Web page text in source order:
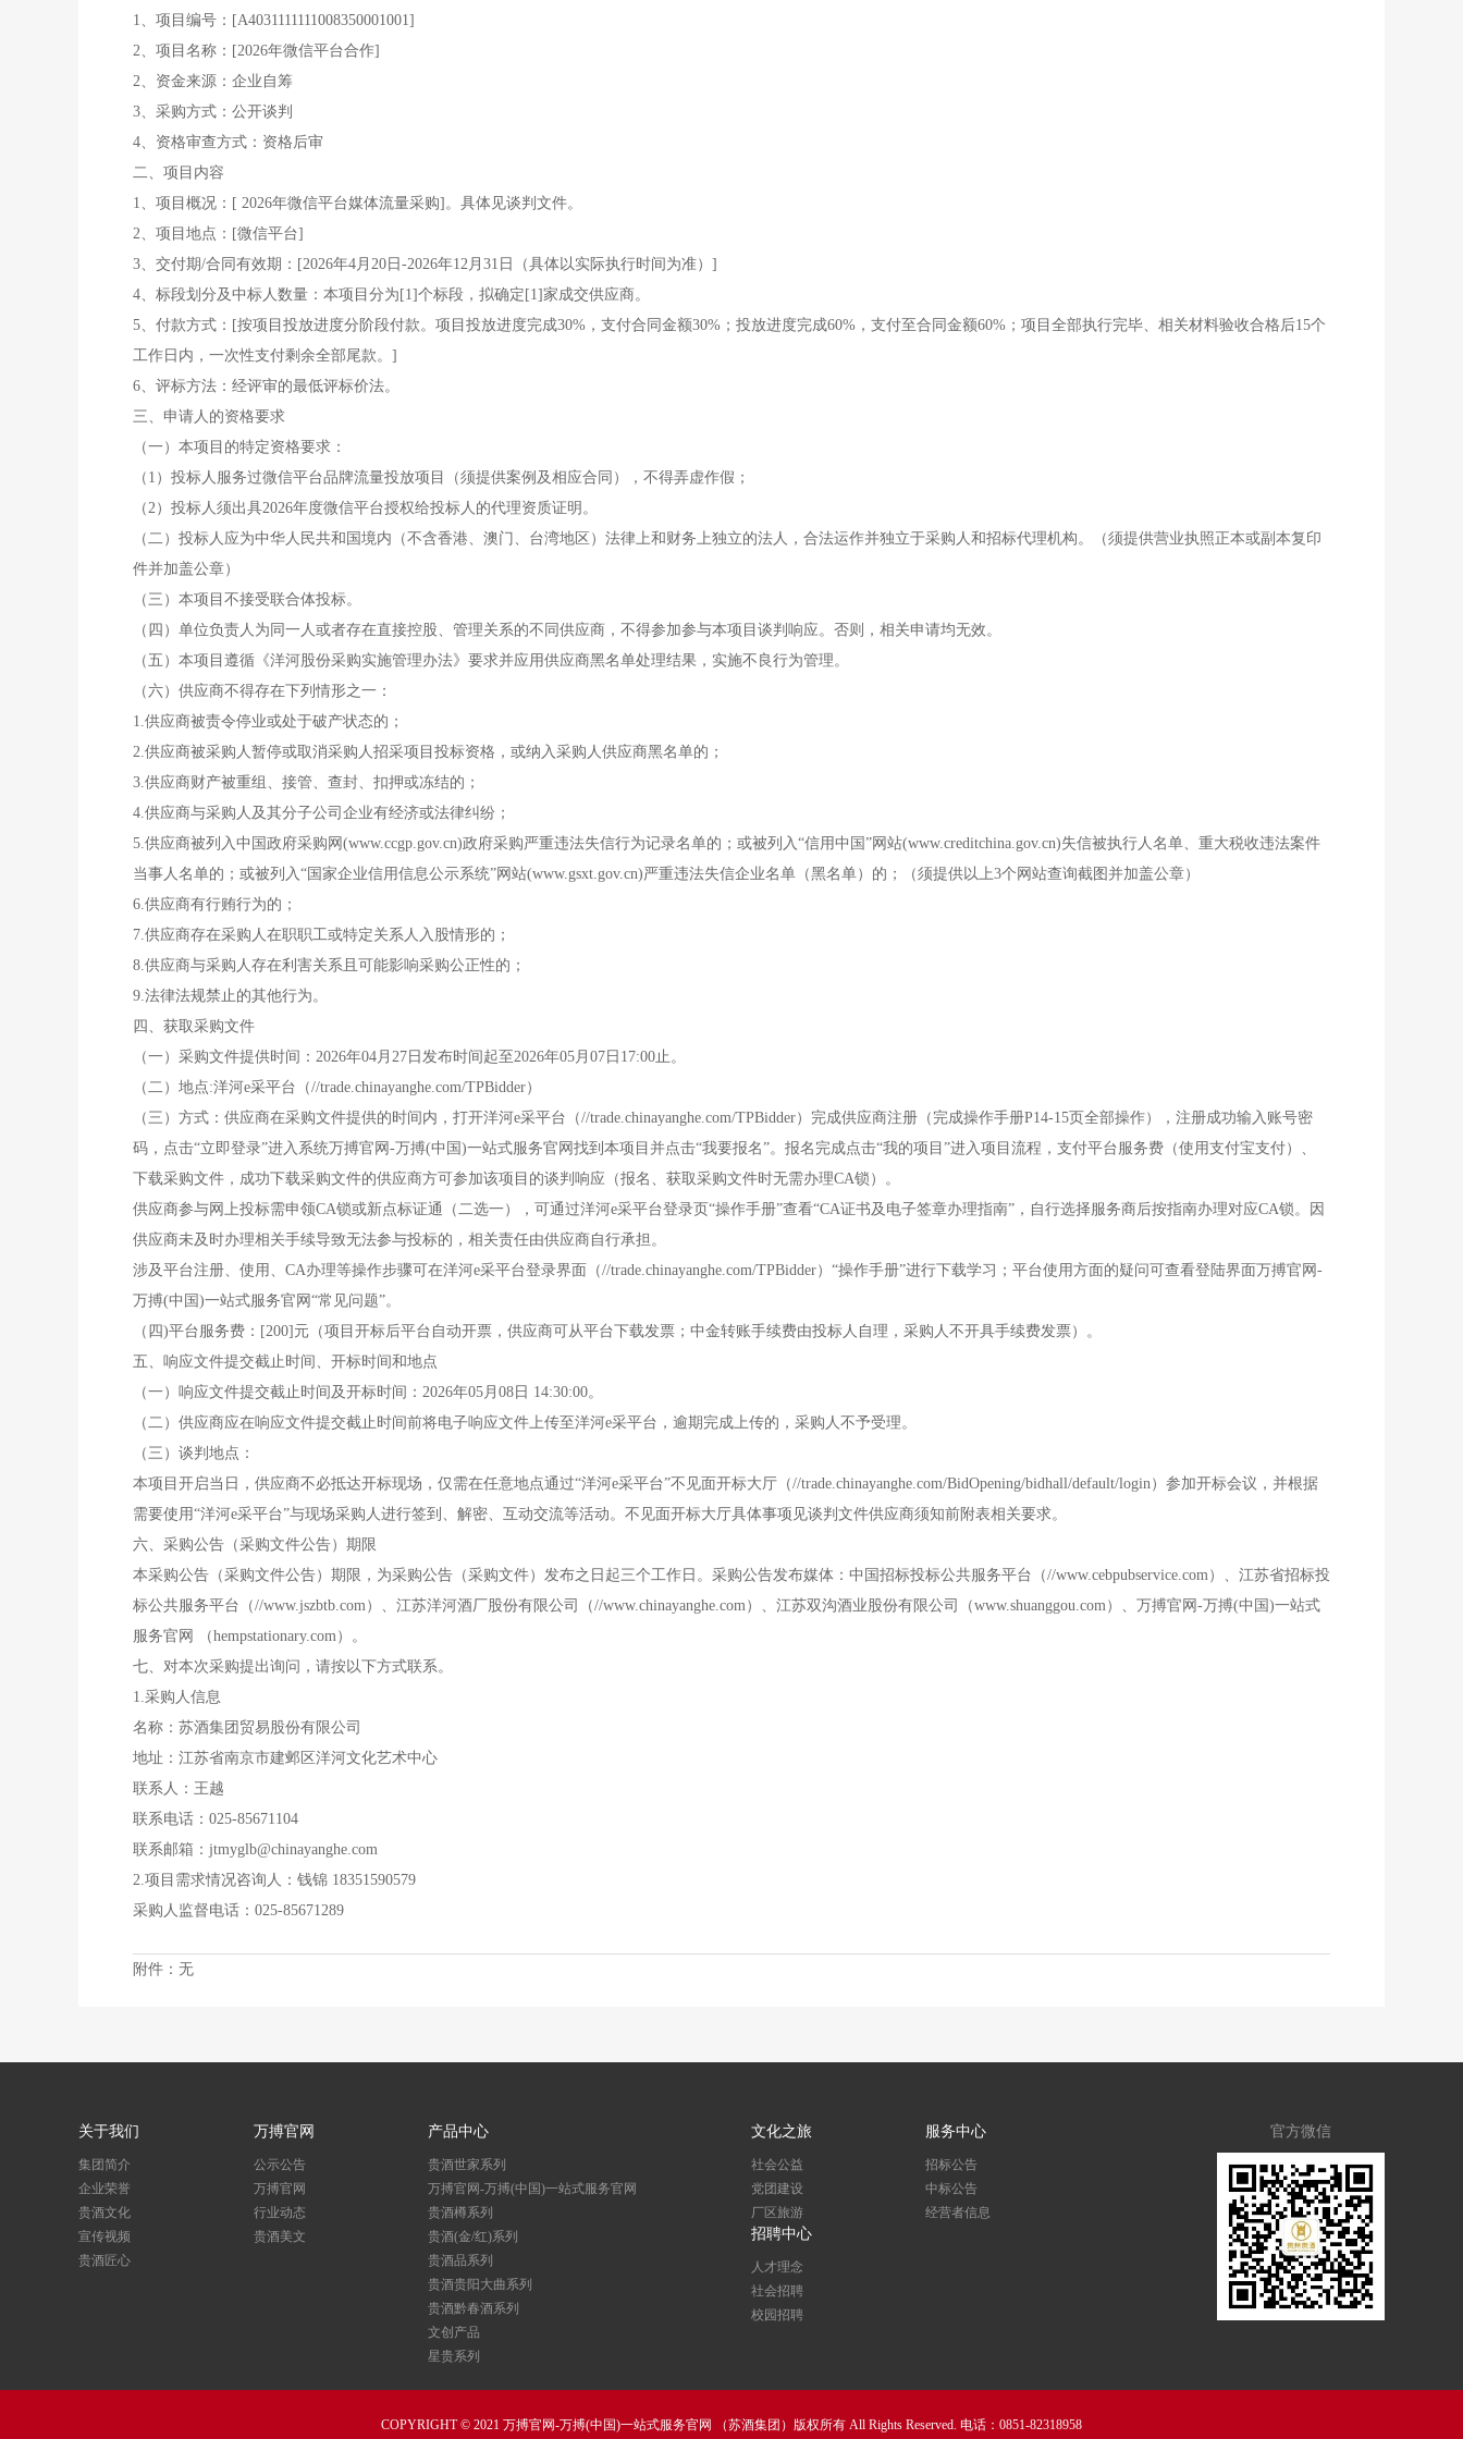
1、项目编号：[A4031111111008350001001]
2、项目名称：[2026年微信平台合作]
2、资金来源：企业自筹
3、采购方式：公开谈判
4、资格审查方式：资格后审
二、项目内容
1、项目概况：[ 2026年微信平台媒体流量采购]。具体见谈判文件。
2、项目地点：[微信平台]
3、交付期/合同有效期：[2026年4月20日-2026年12月31日（具体以实际执行时间为准）]
4、标段划分及中标人数量：本项目分为[1]个标段，拟确定[1]家成交供应商。
5、付款方式：[按项目投放进度分阶段付款。项目投放进度完成30%，支付合同金额30%；投放进度完成60%，支付至合同金额60%；项目全部执行完毕、相关材料验收合格后15个
工作日内，一次性支付剩余全部尾款。]
6、评标方法：经评审的最低评标价法。
三、申请人的资格要求
（一）本项目的特定资格要求：
（1）投标人服务过微信平台品牌流量投放项目（须提供案例及相应合同），不得弄虚作假；
（2）投标人须出具2026年度微信平台授权给投标人的代理资质证明。
（二）投标人应为中华人民共和国境内（不含香港、澳门、台湾地区）法律上和财务上独立的法人，合法运作并独立于采购人和招标代理机构。（须提供营业执照正本或副本复印
件并加盖公章）
（三）本项目不接受联合体投标。
（四）单位负责人为同一人或者存在直接控股、管理关系的不同供应商，不得参加参与本项目谈判响应。否则，相关申请均无效。
（五）本项目遵循《洋河股份采购实施管理办法》要求并应用供应商黑名单处理结果，实施不良行为管理。
（六）供应商不得存在下列情形之一：
1.供应商被责令停业或处于破产状态的；
2.供应商被采购人暂停或取消采购人招采项目投标资格，或纳入采购人供应商黑名单的；
3.供应商财产被重组、接管、查封、扣押或冻结的；
4.供应商与采购人及其分子公司企业有经济或法律纠纷；
5.供应商被列入中国政府采购网(www.ccgp.gov.cn)政府采购严重违法失信行为记录名单的；或被列入“信用中国”网站(www.creditchina.gov.cn)失信被执行人名单、重大税收违法案件
当事人名单的；或被列入“国家企业信用信息公示系统”网站(www.gsxt.gov.cn)严重违法失信企业名单（黑名单）的；（须提供以上3个网站查询截图并加盖公章）
6.供应商有行贿行为的；
7.供应商存在采购人在职职工或特定关系人入股情形的；
8.供应商与采购人存在利害关系且可能影响采购公正性的；
9.法律法规禁止的其他行为。
四、获取采购文件
（一）采购文件提供时间：2026年04月27日发布时间起至2026年05月07日17:00止。
（二）地点:洋河e采平台（//trade.chinayanghe.com/TPBidder）
（三）方式：供应商在采购文件提供的时间内，打开洋河e采平台（//trade.chinayanghe.com/TPBidder）完成供应商注册（完成操作手册P14-15页全部操作），注册成功输入账号密
码，点击“立即登录”进入系统万搏官网-万搏(中国)一站式服务官网找到本项目并点击“我要报名”。报名完成点击“我的项目”进入项目流程，支付平台服务费（使用支付宝支付）、
下载采购文件，成功下载采购文件的供应商方可参加该项目的谈判响应（报名、获取采购文件时无需办理CA锁）。
供应商参与网上投标需申领CA锁或新点标证通（二选一），可通过洋河e采平台登录页“操作手册”查看“CA证书及电子签章办理指南”，自行选择服务商后按指南办理对应CA锁。因
供应商未及时办理相关手续导致无法参与投标的，相关责任由供应商自行承担。
涉及平台注册、使用、CA办理等操作步骤可在洋河e采平台登录界面（//trade.chinayanghe.com/TPBidder）“操作手册”进行下载学习；平台使用方面的疑问可查看登陆界面万搏官网-
万搏(中国)一站式服务官网“常见问题”。
（四)平台服务费：[200]元（项目开标后平台自动开票，供应商可从平台下载发票；中金转账手续费由投标人自理，采购人不开具手续费发票）。
五、响应文件提交截止时间、开标时间和地点
（一）响应文件提交截止时间及开标时间：2026年05月08日 14:30:00。
（二）供应商应在响应文件提交截止时间前将电子响应文件上传至洋河e采平台，逾期完成上传的，采购人不予受理。
（三）谈判地点：
本项目开启当日，供应商不必抵达开标现场，仅需在任意地点通过“洋河e采平台”不见面开标大厅（//trade.chinayanghe.com/BidOpening/bidhall/default/login）参加开标会议，并根据
需要使用“洋河e采平台”与现场采购人进行签到、解密、互动交流等活动。不见面开标大厅具体事项见谈判文件供应商须知前附表相关要求。
六、采购公告（采购文件公告）期限
本采购公告（采购文件公告）期限，为采购公告（采购文件）发布之日起三个工作日。采购公告发布媒体：中国招标投标公共服务平台（//www.cebpubservice.com）、江苏省招标投
标公共服务平台（//www.jszbtb.com）、江苏洋河酒厂股份有限公司（//www.chinayanghe.com）、江苏双沟酒业股份有限公司（www.shuanggou.com）、万搏官网-万搏(中国)一站式
服务官网 （hempstationary.com）。
七、对本次采购提出询问，请按以下方式联系。
1.采购人信息
名称：苏酒集团贸易股份有限公司
地址：江苏省南京市建邺区洋河文化艺术中心
联系人：王越
联系电话：025-85671104
联系邮箱：jtmyglb@chinayanghe.com
2.项目需求情况咨询人：钱锦 18351590579
采购人监督电话：025-85671289
附件：无
官方微信
关于我们
集团简介
企业荣誉
贵酒文化
宣传视频
贵酒匠心
万搏官网
公示公告
万搏官网
行业动态
贵酒美文
产品中心
贵酒世家系列
万搏官网-万搏(中国)一站式服务官网
贵酒樽系列
贵酒(金/红)系列
贵酒品系列
贵酒贵阳大曲系列
贵酒黔春酒系列
文创产品
星贵系列
文化之旅
社会公益
党团建设
厂区旅游
服务中心
招标公告
中标公告
经营者信息
招聘中心
人才理念
社会招聘
校园招聘
COPYRIGHT © 2021 万搏官网-万搏(中国)一站式服务官网 （苏酒集团）版权所有 All Rights Reserved. 电话：0851-82318958